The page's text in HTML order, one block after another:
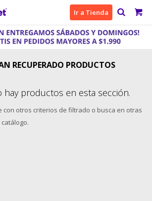
Ir a Tienda
RECUPERADO PRODUCTOS
hay productos en esta sección.
con otros criterios de filtrado o busca en otras